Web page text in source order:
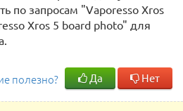
по запросам "Vaporesso Xros
Xros 5 board photo" для
полезно? Да Нет